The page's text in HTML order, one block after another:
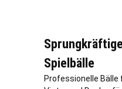
Spielbälle
Professionelle Bälle